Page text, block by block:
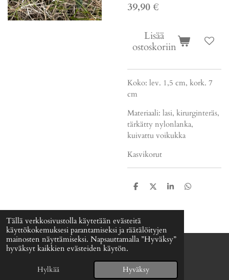
Tällä verkkosivustolla käytetään evästeitä
käyttökokemuksesi parantamiseksi ja räätälöityjen
mainosten näyttämiseksi. Napsauttamalla ”Hyväksy”
hyväksyt kaikkien evästeiden käytön.
Hylkää Hyväksy
39,90 €
Lisää
ostoskoriin
Koko: lev. 1,5 cm, kork. 7
cm
Materiaali: lasi, kirurginteräs,
tärkätty nylonlanka,
kuivattu voikukka
Kasvikorut
J
J
J
J
© 2024 - 2026 Signefia
Palvelun tarjoaaWebador